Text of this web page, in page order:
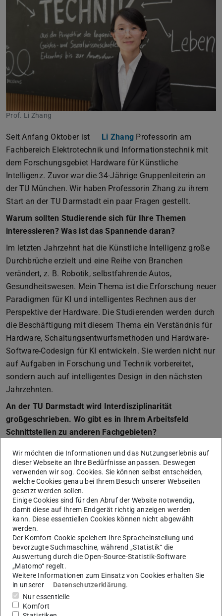
Prof. Li Zhang
Seit Anfang Oktober ist Li Zhang Professorin am
Fachbereich Elektrotechnik und Informationstechnik mit
dem Forschungsgebiet Hardware für Künstliche
Intelligenz. Zuvor war die 34-Jährige Gruppenleiterin an
der TU München. Wir haben Professorin Zhang zu ihrem
Start an der TU Darmstadt ein paar Fragen gestellt.
Warum sollten Studierende sich für Ihre Themen
interessieren? Was ist das Spannende daran?
Im letzten Jahrzehnt hat die Künstliche Intelligenz große
Durchbrüche erzielt und eine Reihe von Branchen
verändert, z. B. Robotik, selbstfahrende Autos,
Gesundheitswesen. Mein Thema ist die Erforschung neuer
Paradigmen für KI und intelligentes Rechnen aus der
Perspektive der Hardware. Die Studierenden werden durch
die Beschäftigung mit diesem Thema ein Verständnis für
Hardware, Schaltungsentwurfsmethoden und Hardware-
Software-Codesign für KI entwickeln. Sie werden nicht nur
auf Aufgaben in Forschung und Technik vorbereitet,
sondern auch auf intelligentes Design in den nächsten
Jahrzehnten.
An der TU Darmstadt wird Interdisziplinarität
großgeschrieben. Wo gibt es in Ihrem Arbeitsfeld
Schnittstellen zu anderen Fachgebieten?
Das Ziel meiner Forschung ist die Entwicklung effizienter
Hardware für KI, die naturgemäß zwischen verschiedenen
Forschungsbereichen angesiedelt ist, z. B. KI-Algorithmen
und -Architekturen, Methoden des Hardware-Designs und
neu entstehende Rechensysteme/Geräte. Dieses
interdisziplinäre Thema erfordert die Zusammenarbeit mit
Forschenden aus verschiedenen Abteilungen. So kann ich
beispielsweise mit Forschenden aus dem Fachbereich
Informatik an KI-Algorithmen und -Architekturen, mit
Forschenden aus dem Fachbereich
Materialwissenschaften an Hardware-Geräten und mit
Forschenden aus dem Fachbereich Biologie am Gehirn-
inspirierten Rechnen zusammenarbeiten.
Wir möchten die Informationen und das Nutzungserlebnis auf
dieser Webseite an Ihre Bedürfnisse anpassen. Deswegen
verwenden wir sog. Cookies. Sie können selbst entscheiden,
welche Cookies genau bei Ihrem Besuch unserer Webseiten
gesetzt werden sollen.
Einige Cookies sind für den Abruf der Website notwendig,
damit diese auf Ihrem Endgerät richtig anzeigen werden
kann. Diese essentiellen Cookies können nicht abgewählt
werden.
Der Komfort-Cookie speichert Ihre Spracheinstellung und
bevorzugte Suchmaschine, während „Statistik“ die
Auswertung durch die Open-Source-Statistik-Software
„Matomo“ regelt.
Weitere Informationen zum Einsatz von Cookies erhalten Sie
in unserer
Datenschutzerklärung.
Nur essentielle
Komfort